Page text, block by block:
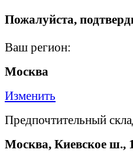
Пожалуйста,
Ваш регион:
Москва
Изменить
Предпочтительный
Москва, Киевское